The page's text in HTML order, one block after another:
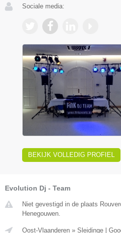
Sociale media:
BEKIJK VOLLEDIG PROFIEL
Evolution Dj - Team
Niet gevestigd in de plaats
Henegouwen.
Oost-Vlaanderen » Sleidinge